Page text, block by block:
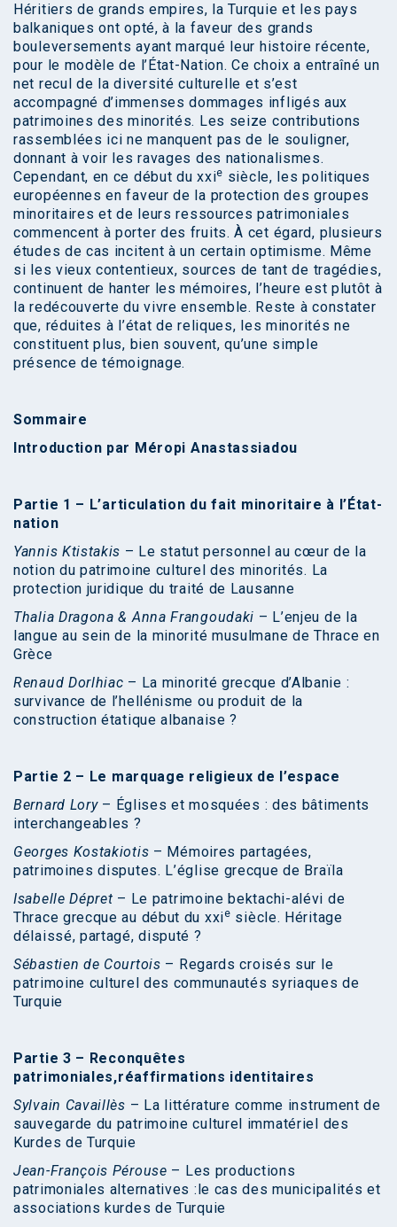
Héritiers de grands empires, la Turquie et les pays
balkaniques ont opté, à la faveur des grands
bouleversements ayant marqué leur histoire récente,
pour le modèle de l’État-Nation. Ce choix a entraîné un
net recul de la diversité culturelle et s’est
accompagné d’immenses dommages infligés aux
patrimoines des minorités. Les seize contributions
rassemblées ici ne manquent pas de le souligner,
donnant à voir les ravages des nationalismes.
Cependant, en ce début du xxie siècle, les politiques
européennes en faveur de la protection des groupes
minoritaires et de leurs ressources patrimoniales
commencent à porter des fruits. À cet égard, plusieurs
études de cas incitent à un certain optimisme. Même
si les vieux contentieux, sources de tant de tragédies,
continuent de hanter les mémoires, l’heure est plutôt à
la redécouverte du vivre ensemble. Reste à constater
que, réduites à l’état de reliques, les minorités ne
constituent plus, bien souvent, qu’une simple
présence de témoignage.
Sommaire
Introduction par Méropi Anastassiadou
Partie 1 – L’articulation du fait minoritaire à l’État-
nation
Yannis Ktistakis – Le statut personnel au cœur de la
notion du patrimoine culturel des minorités. La
protection juridique du traité de Lausanne
Thalia Dragona & Anna Frangoudaki – L’enjeu de la
langue au sein de la minorité musulmane de Thrace en
Grèce
Renaud Dorlhiac – La minorité grecque d’Albanie :
survivance de l’hellénisme ou produit de la
construction étatique albanaise ?
Partie 2 – Le marquage religieux de l’espace
Bernard Lory– Églises et mosquées : des bâtiments
interchangeables ?
Georges Kostakiotis – Mémoires partagées,
patrimoines disputes. L’église grecque de Braïla
Isabelle Dépret – Le patrimoine bektachi-alévi de
Thrace grecque au début du xxie siècle. Héritage
délaissé, partagé, disputé ?
Sébastien de Courtois – Regards croisés sur le
patrimoine culturel des communautés syriaques de
Turquie
Partie 3 – Reconquêtes
patrimoniales,réaffirmations identitaires
Sylvain Cavaillès – La littérature comme instrument de
sauvegarde du patrimoine culturel immatériel des
Kurdes de Turquie
Jean-François Pérouse – Les productions
patrimoniales alternatives :le cas des municipalités et
associations kurdes de Turquie